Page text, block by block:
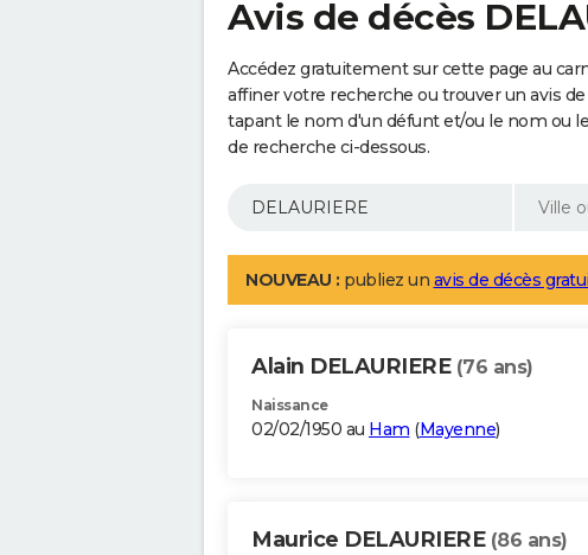
Avis de décès
Accédez gratuitement sur cette page au
affiner votre recherche ou trouver un avis
tapant le nom d'un défunt et/ou le nom ou
de recherche ci-dessous.
NOUVEAU : publiez un avis de décès
Alain DELAURIERE (76 ans)
Naissance
02/02/1950 au Ham (Mayenne)
Maurice DELAURIERE (86 ans)